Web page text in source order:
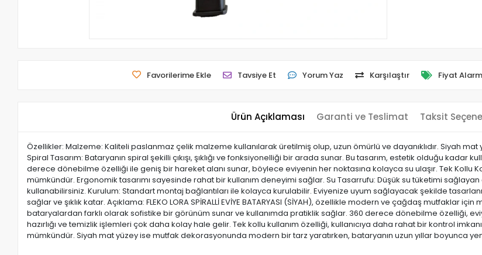
Favorilerime Ekle Tavsiye Et Yorum Yaz Karşılaştır Fiyat
Ürün Açıklaması Garanti ve Teslimat Taksit
Özellikler: Malzeme: Kaliteli paslanmaz çelik malzeme kullanılarak üretilmiş olup, uzun ömürlü ve dayanıklıdır. Siyah
Spiral Tasarım: Bataryanın spiral şekilli çıkışı, şıklığı ve fonksiyonelliği bir arada sunar. Bu tasarım, estetik olduğu kadar
derece dönebilme özelliği ile geniş bir hareket alanı sunar, böylece eviyenin her noktasına kolayca su ulaşır. Tek Kollu
mümkündür. Ergonomik tasarımı sayesinde rahat bir kullanım deneyimi sağlar. Su Tasarrufu: Düşük su tüketimi
kullanabilirsiniz. Kurulum: Standart montaj bağlantıları ile kolayca kurulabilir. Eviyenize uyum sağlayacak şekilde
sağlar ve şıklık katar. Açıklama: FLEKO LORA SPİRALLİ EVİYE BATARYASI (SİYAH), özellikle modern ve çağdaş mutfaklar
bataryalardan farklı olarak sofistike bir görünüm sunar ve kullanımda pratiklik sağlar. 360 derece dönebilme özelliği,
hazırlığı ve temizlik işlemleri çok daha kolay hale gelir. Tek kollu kullanım özelliği, kullanıcıya daha rahat bir kontrol
mümkündür. Siyah mat yüzey ise mutfak dekorasyonunda modern bir tarz yaratırken, bataryanın uzun yıllar boyunca